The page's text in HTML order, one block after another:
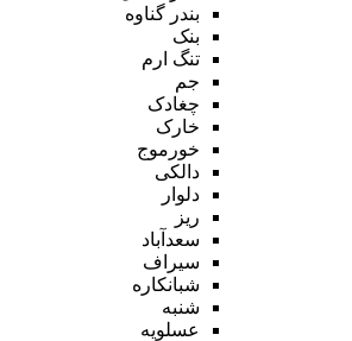
بندر گناوه
بنک
تنگ ارم
جم
چغادک
خارک
خورموج
دالکی
دلوار
ریز
سعدآباد
سیراف
شبانکاره
شنبه
عسلویه